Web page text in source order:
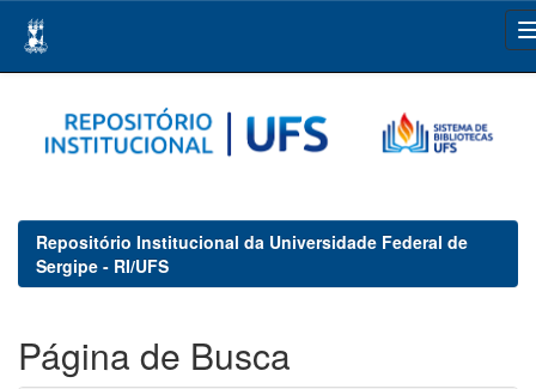
navigation
Repositório Institucional da Universidade Federal de
Sergipe - RI/UFS
Página de Busca